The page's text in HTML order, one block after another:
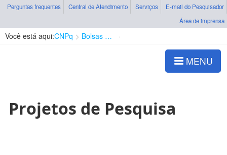
Perguntas frequentes Central de Atendimento Serviços
E-mail do Pesquisador
Área de imprensa
Você está aqui:CNPq Bolsas e Auxílios Vigentes
MENU
Projetos de Pesquisa